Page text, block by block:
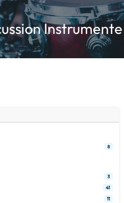
Instrumente
8
3
41
11